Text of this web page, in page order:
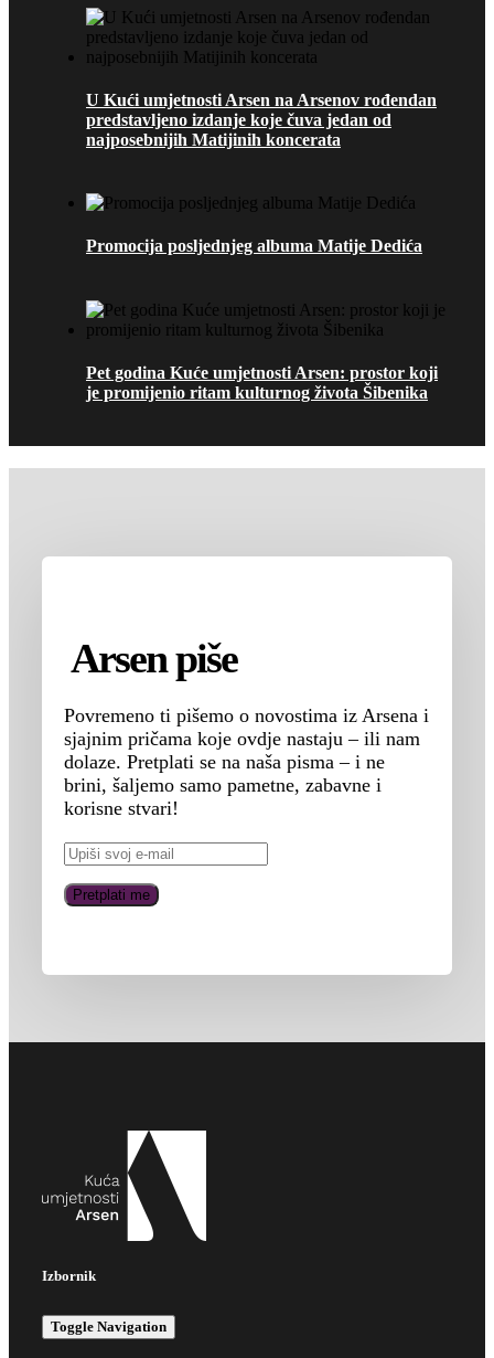
U Kući umjetnosti Arsen na Arsenov rođendan
predstavljeno izdanje koje čuva jedan od
najposebnijih Matijinih koncerata
Promocija posljednjeg albuma Matije Dedića
Pet godina Kuće umjetnosti Arsen: prostor koji
je promijenio ritam kulturnog života Šibenika
Arsen piše
Povremeno ti pišemo o novostima iz Arsena i
sjajnim pričama koje ovdje nastaju – ili nam
dolaze. Pretplati se na naša pisma – i ne
brini, šaljemo samo pametne, zabavne i
korisne stvari!
Izbornik
Toggle Navigation